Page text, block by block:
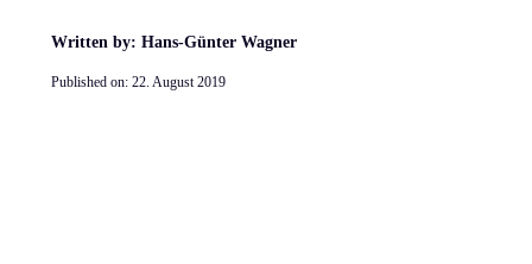
Written by: Hans-Günter Wagner
Published on: 22. August 2019